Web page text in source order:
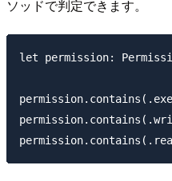
ソッドで判定できます。
let permission: